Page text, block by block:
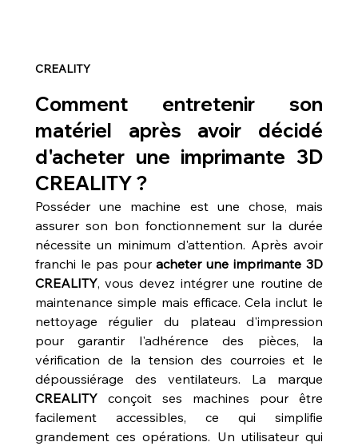
CREALITY
Comment entretenir son
matériel après avoir décidé
d'acheter une imprimante 3D
CREALITY ?
Posséder une machine est une chose, mais
assurer son bon fonctionnement sur la durée
nécessite un minimum d'attention. Après avoir
franchi le pas pour acheter une imprimante 3D
CREALITY, vous devez intégrer une routine de
maintenance simple mais efficace. Cela inclut le
nettoyage régulier du plateau d'impression
pour garantir l'adhérence des pièces, la
vérification de la tension des courroies et le
CREALITY conçoit ses machines pour être
facilement accessibles, ce qui simplifie
grandement ces opérations. Un utilisateur qui